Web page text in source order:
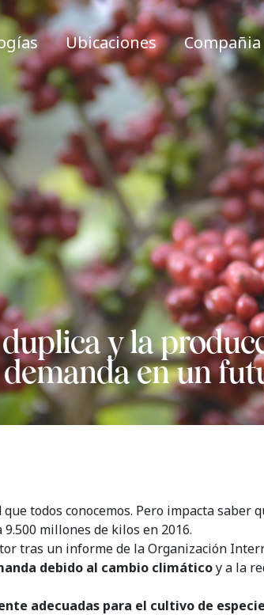
Ubicaciones Compañia
y la
en un
todos conocemos. Pero impacta saber
millones de kilos en 2016.
tras un informe de la Organización
debido al cambio climáticoy a la
adecuadas para el cultivo de